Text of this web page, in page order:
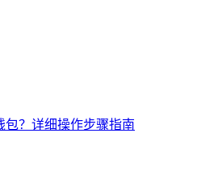
包？详细操作步骤指南